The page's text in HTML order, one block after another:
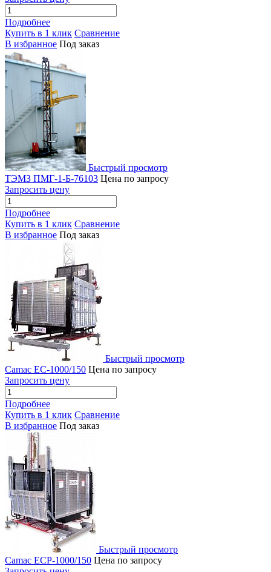
Подробнее
Купить в 1 клик Сравнение
В избранное Под заказ
Быстрый просмотр
ТЭМЗ ПМГ-1-Б-76103 Цена по запросу
Запросить цену
Подробнее
Купить в 1 клик Сравнение
В избранное Под заказ
Быстрый просмотр
Camac EC-1000/150 Цена по запросу
Запросить цену
Подробнее
Купить в 1 клик Сравнение
В избранное Под заказ
Быстрый просмотр
Camac ECP-1000/150 Цена по запросу